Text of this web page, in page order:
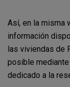
Así, en la misma
información
las viviendas de
posible
dedicado a la